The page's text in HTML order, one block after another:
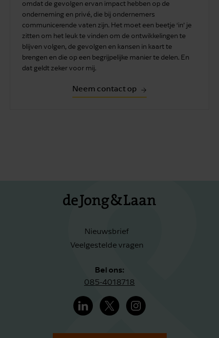
omdat de gevolgen ervan impact hebben op de
onderneming en privé, die bij ondernemers
communicerende vaten zijn. Het moet een beetje ‘in’ je
zitten om het leuk te vinden om de ontwikkelingen te
blijven volgen, de gevolgen en kansen in kaart te
brengen en die op een begrijpelijke manier te delen. En
dat geldt zeker voor mij.
Neem contact op
Nieuwsbrief
Veelgestelde vragen
Bel ons:
085-4018718